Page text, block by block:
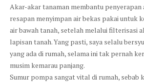
Akar-akar tanaman membantu penyerapan
resapan menyimpan air bekas pakai untuk
air bawah tanah, setelah melalui filterisasi
lapisan tanah. Yang pasti, saya selalu
yang ada di rumah, selama ini tak pernah
musim kemarau panjang.
Sumur pompa sangat vital di rumah, sebab